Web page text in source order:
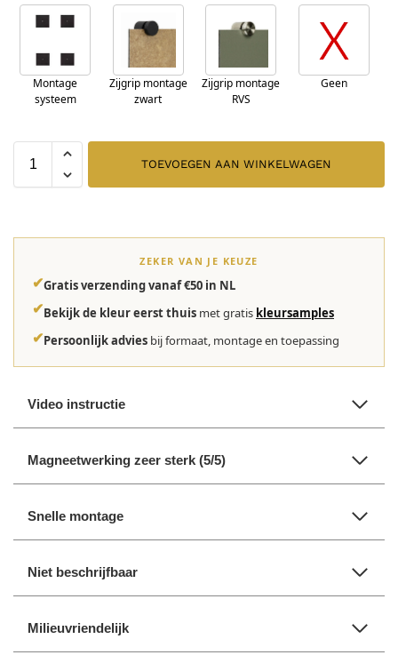
Montage
systeem
Zijgrip montage
zwart
Zijgrip montage
RVS
Geen
TOEVOEGEN AAN WINKELWAGEN
ZEKER VAN JE KEUZE
✔Gratis verzending vanaf €50 in NL
✔Bekijk de kleur eerst thuis met gratis kleursamples
✔Persoonlijk advies bij formaat, montage en toepassing
Video instructie
Magneetwerking zeer sterk (5/5)
Snelle montage
Niet beschrijfbaar
Milieuvriendelijk